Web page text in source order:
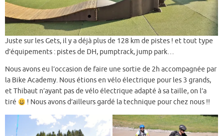
Juste sur les Gets, il y a déjà plus de 128 km de pistes ! et tout type
d’équipements : pistes de DH, pumptrack, jump park…
Nous avons eu l’occasion de faire une sortie de 2h accompagnée par
la Bike Academy. Nous étions en vélo électrique pour les 3 grands,
et Thibaut n’ayant pas de vélo électrique adapté à sa taille, on l’a
tiré
! Nous avons d’ailleurs gardé la technique pour chez nous !!